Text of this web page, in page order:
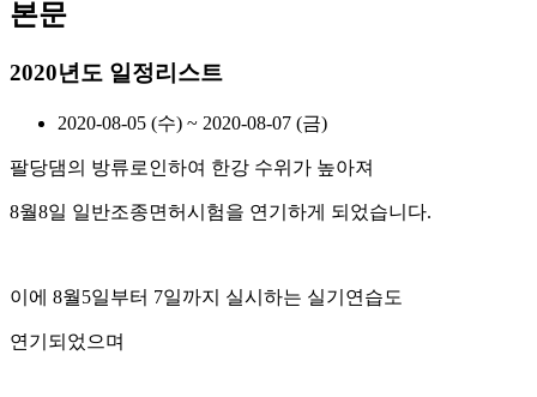
본문
2020년도 일정리스트
2020-08-05 (수) ~ 2020-08-07 (금)
팔당댐의 방류로인하여 한강 수위가 높아져
8월8일 일반조종면허시험을 연기하게 되었습니다.
이에 8월5일부터 7일까지 실시하는 실기연습도
연기되었으며